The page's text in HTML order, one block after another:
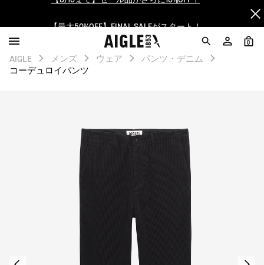
ログイン/会員登録で送料＆返品無料
AIGLE CLUB ポイントサービス終了のお知らせ
ログイン/会員登録で送料＆返品無料
AIGLE CLUB ポイントサービス終了のお知らせ
0
AIGLE メンズ ウェア
パンツ・デニム
コーデュロイパンツ